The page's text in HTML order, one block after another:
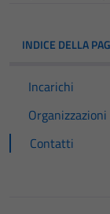
INDICE DELLA
Incarichi
Organizzazioni
Contatti